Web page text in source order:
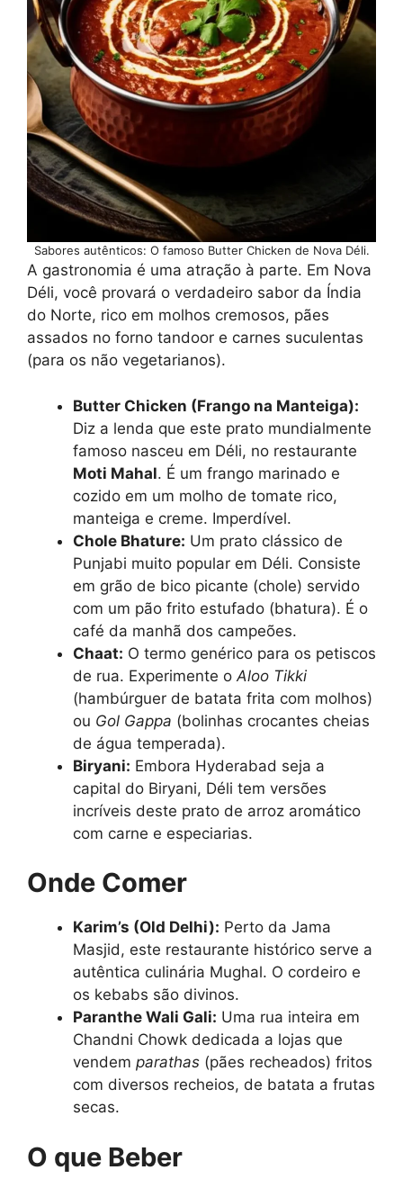
Sabores autênticos: O famoso Butter Chicken de Nova Déli.
A gastronomia é uma atração à parte. Em Nova
Déli, você provará o verdadeiro sabor da Índia
do Norte, rico em molhos cremosos, pães
assados no forno tandoor e carnes suculentas
(para os não vegetarianos).
Butter Chicken (Frango na Manteiga):
Diz a lenda que este prato mundialmente
famoso nasceu em Déli, no restaurante
Moti Mahal. É um frango marinado e
cozido em um molho de tomate rico,
manteiga e creme. Imperdível.
Chole Bhature: Um prato clássico de
Punjabi muito popular em Déli. Consiste
em grão de bico picante (chole) servido
com um pão frito estufado (bhatura). É o
café da manhã dos campeões.
Chaat: O termo genérico para os petiscos
de rua. Experimente o Aloo Tikki
(hambúrguer de batata frita com molhos)
ou Gol Gappa (bolinhas crocantes cheias
de água temperada).
Biryani: Embora Hyderabad seja a
capital do Biryani, Déli tem versões
incríveis deste prato de arroz aromático
com carne e especiarias.
Onde Comer
Karim’s (Old Delhi): Perto da Jama
Masjid, este restaurante histórico serve a
autêntica culinária Mughal. O cordeiro e
os kebabs são divinos.
Paranthe Wali Gali: Uma rua inteira em
Chandni Chowk dedicada a lojas que
vendem parathas (pães recheados) fritos
com diversos recheios, de batata a frutas
secas.
O que Beber